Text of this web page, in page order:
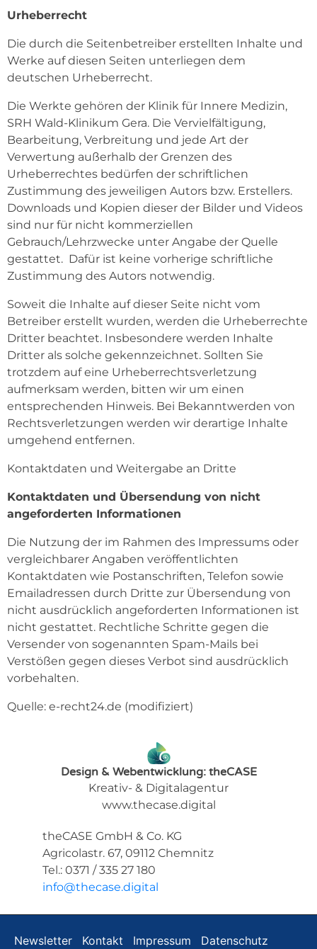
Urheberrecht
Die durch die Seitenbetreiber erstellten Inhalte und
Werke auf diesen Seiten unterliegen dem
deutschen Urheberrecht.
Die Werkte gehören der Klinik für Innere Medizin,
SRH Wald-Klinikum Gera. Die Vervielfältigung,
Bearbeitung, Verbreitung und jede Art der
Verwertung außerhalb der Grenzen des
Urheberrechtes bedürfen der schriftlichen
Zustimmung des jeweiligen Autors bzw. Erstellers.
Downloads und Kopien dieser der Bilder und Videos
sind nur für nicht kommerziellen
Gebrauch/Lehrzwecke unter Angabe der Quelle
gestattet. Dafür ist keine vorherige schriftliche
Zustimmung des Autors notwendig.
Soweit die Inhalte auf dieser Seite nicht vom
Betreiber erstellt wurden, werden die Urheberrechte
Dritter beachtet. Insbesondere werden Inhalte
Dritter als solche gekennzeichnet. Sollten Sie
trotzdem auf eine Urheberrechtsverletzung
aufmerksam werden, bitten wir um einen
entsprechenden Hinweis. Bei Bekanntwerden von
Rechtsverletzungen werden wir derartige Inhalte
umgehend entfernen.
Kontaktdaten und Weitergabe an Dritte
Kontaktdaten und Übersendung von nicht
angeforderten Informationen
Die Nutzung der im Rahmen des Impressums oder
vergleichbarer Angaben veröffentlichten
Kontaktdaten wie Postanschriften, Telefon sowie
Emailadressen durch Dritte zur Übersendung von
nicht ausdrücklich angeforderten Informationen ist
nicht gestattet. Rechtliche Schritte gegen die
Versender von sogenannten Spam-Mails bei
Verstößen gegen dieses Verbot sind ausdrücklich
vorbehalten.
Quelle: e-recht24.de (modifiziert)
Design & Webentwicklung: theCASE
Kreativ- & Digitalagentur
www.thecase.digital
theCASE GmbH & Co. KG
Agricolastr. 67, 09112 Chemnitz
Tel.: 0371 / 335 27 180
info@thecase.digital
Newsletter Kontakt Impressum Datenschutz